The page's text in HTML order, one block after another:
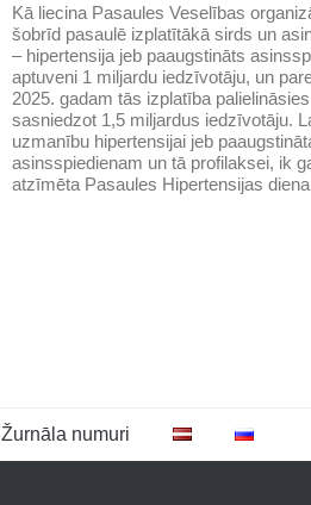
Kā liecina Pasaules Veselības
šobrīd pasaulē izplatītākā sirds un
– hipertensija jeb paaugstināts
aptuveni 1 miljardu iedzīvotāju, un
2025. gadam tās izplatība
sasniedzot 1,5 miljardus iedzīvotāju.
uzmanību hipertensijai jeb
asinsspiedienam un tā profilaksei, ik
atzīmēta Pasaules Hipertensijas
Žurnāla numuri